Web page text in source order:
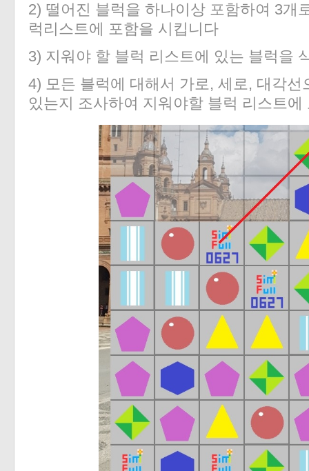
2) 떨어진 블럭을 하나이상 포함하여 3개
럭리스트에 포함을 시킵니다
3) 지워야 할 블럭 리스트에 있는 블럭을
4) 모든 블럭에 대해서 가로, 세로, 대각
있는지 조사하여 지워야할 블럭 리스트에